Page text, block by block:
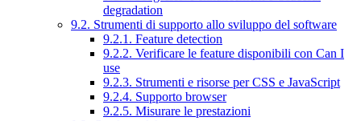
degradation
9.2. Strumenti di supporto allo sviluppo del software
9.2.1. Feature detection
9.2.2. Verificare le feature disponibili con Can I
use
9.2.3. Strumenti e risorse per CSS e JavaScript
9.2.4. Supporto browser
9.2.5. Misurare le prestazioni